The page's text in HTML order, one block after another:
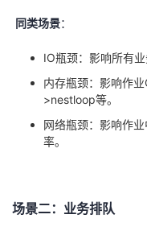
程
认
证
的
实
我
的
支
持
声
建
同类场景：
IO瓶颈：影响所有业
内存瓶颈：影响作业
>nestloop等。
网络瓶颈：影响作
率。
场景二：业务排队